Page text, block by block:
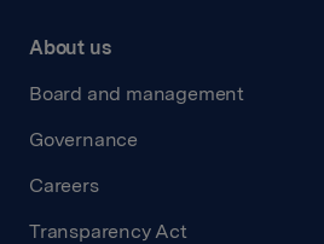
About us
Board and management
Governance
Careers
Transparency Act